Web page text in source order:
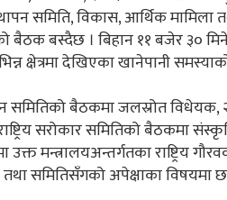
समिति, विकास, आर्थिक
बैठक बस्दैछ । बिहान ११ बजेर ३०
क्षेत्रमा देखिएका खानेपानी
समितिको बैठकमा जलस्रोत
सरोकार समितिको बैठकमा
मन्त्रालयअन्तर्गतका राष्ट्रिय
तथा समितिसँगको अपेक्षाका